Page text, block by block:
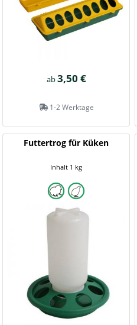
ab3,50 €
1-2 Werktage
Futtertrog für Küken
Inhalt 1 kg